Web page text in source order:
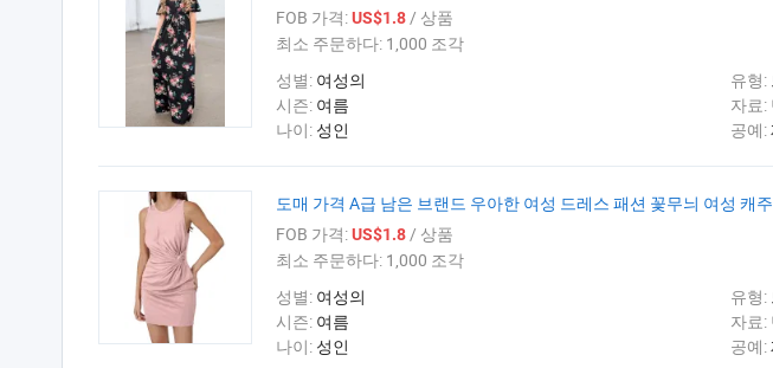
FOB 가격:US$1.8/ 상품
최소 주문하다: 1,000 조각
성별: 여성의 유형:
시즌: 여름 자료:
나이: 성인 공예:
도매 가격 A급 남은 브랜드 우아한 여성 드레스 패션 꽃무늬 여성 캐
FOB 가격:US$1.8/ 상품
최소 주문하다: 1,000 조각
성별: 여성의 유형:
시즌: 여름 자료:
나이: 성인 공예: